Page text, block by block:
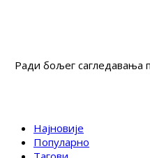
Ради бољег сагледавања
Најновије
Популарно